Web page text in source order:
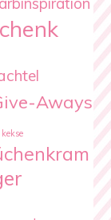
Aways
kekse